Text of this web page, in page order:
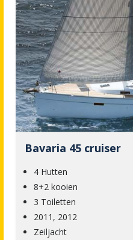
Bavaria 45 cruiser
4 Hutten
8+2 kooien
3 Toiletten
2011, 2012
Zeiljacht